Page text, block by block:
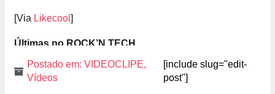
[Via Likecool ]
Últimas no ROCK’N TECH
Postado em: VIDEOCLIPE,
Vídeos
[include slug="edit-
post"]